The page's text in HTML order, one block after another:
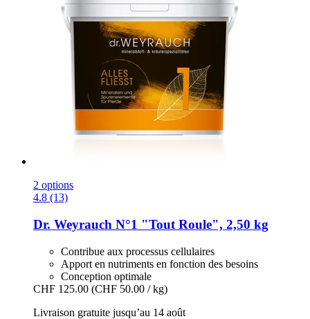
2 options
4.8 (13)
Dr. Weyrauch N°1 "Tout Roule", 2,50 kg
Contribue aux processus cellulaires
Apport en nutriments en fonction des besoins
Conception optimale
CHF 125.00 (CHF 50.00 / kg)
Livraison gratuite jusqu’au 14 août